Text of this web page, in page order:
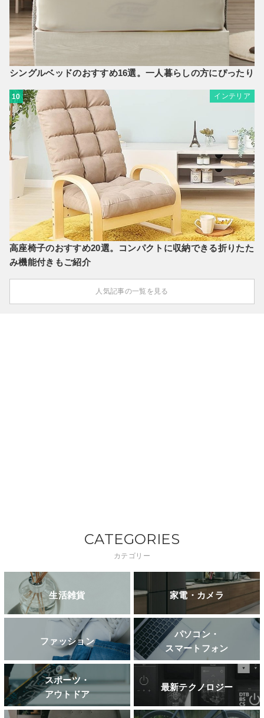
シングルベッドのおすすめ16選。一人暮らしの方にぴったり
10 インテリア
高座椅子のおすすめ20選。コンパクトに収納できる折りたた
み機能付きもご紹介
人気記事の一覧を見る
CATEGORIES
カテゴリー
生活雑貨 家電・カメラ
ファッション
パソコン・
スマートフォン
スポーツ・
アウトドア
最新テクノロジー